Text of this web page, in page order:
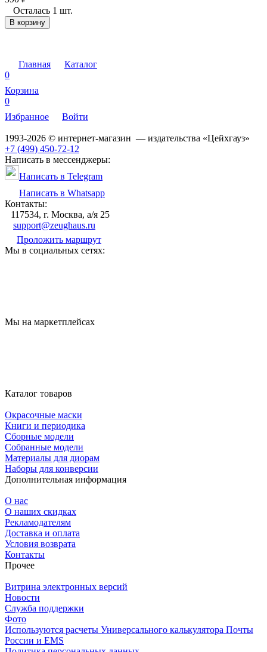
Осталась 1 шт.
В корзину
Главная
Каталог
0
Корзина
0
Избранное
Войти
1993-2026 © интернет-магазин — издательства «Цейхгауз»
+7 (499) 450-72-12
Написать в мессенджеры:
Написать в Telegram
Написать в Whatsapp
Контакты:
117534, г. Москва, а/я 25
support@zeughaus.ru
Проложить маршрут
Мы в социальных сетях:
Мы на маркетплейсах
Каталог товаров
Окрасочные маски
Книги и периодика
Сборные модели
Собранные модели
Материалы для диорам
Наборы для конверсии
Дополнительная информация
О нас
О наших скидках
Рекламодателям
Доставка и оплата
Условия возврата
Контакты
Прочее
Витрина электронных версий
Новости
Служба поддержки
Фото
Используются расчеты Универсального калькулятора Почты
России и EMS